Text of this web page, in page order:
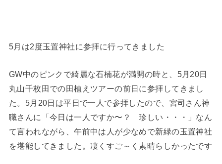
5月は2度玉置神社に参拝に行ってきました
GW中のピンクで綺麗な石楠花が満開の時と、5月20日
丸山千枚田での田植えツアーの前日に参拝してきまし
た。5月20日は平日で一人で参拝したので、宮司さん神
職さんに「今日は一人ですか〜？ 珍しい・・・」なん
て言われながら、午前中は人が少なめで新緑の玉置神社
を堪能してきました。凄くすご～く素晴らしかったです